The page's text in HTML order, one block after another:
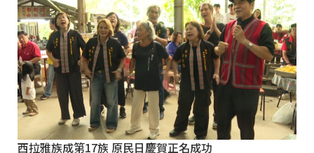
西拉雅族成第17族 原民日慶賀正名成功